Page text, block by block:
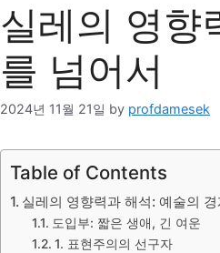
실레의 영향
를 넘어서
2024년 11월 21일 by profdamesek
Table of Contents
실레의 영향력과 해석: 예술의
도입부: 짧은 생애, 긴 여운
1. 표현주의의 선구자